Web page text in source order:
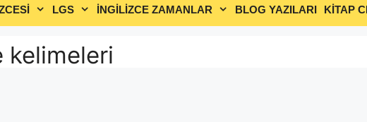
LGS İNGİLİZCE ZAMANLAR BLOG YAZILARI KİTAP
kelimeleri